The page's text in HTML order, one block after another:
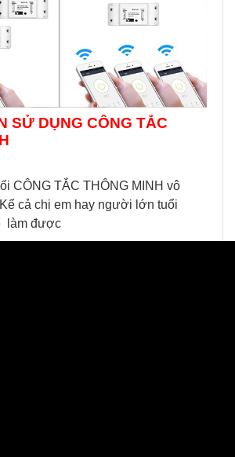
SỬ DỤNG CÔNG TẮC
CÔNG TẮC THÔNG MINH vô
cả chị em hay người lớn tuổi
làm được